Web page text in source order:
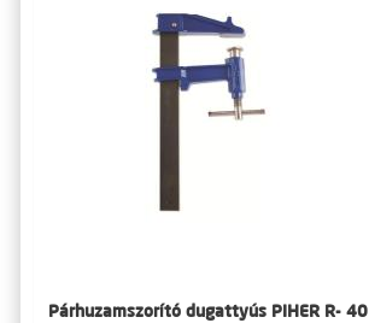
Párhuzamszorító dugattyús PIHER R- 40